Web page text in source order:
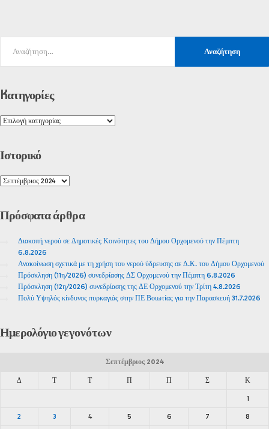
Kατηγορίες
Ιστορικό
Πρόσφαταάρθρα
Διακοπή νερού σε Δημοτικές Κοινότητες του Δήμου Ορχομενού την Πέμπτη
6.8.2026
Ανακοίνωση σχετικά με τη χρήση του νερού ύδρευσης σε Δ.Κ. του Δήμου Ορχομενού
Πρόσκληση (11η/2026) συνεδρίασης ΔΣ Ορχομενού την Πέμπτη 6.8.2026
Πρόσκληση (12η/2026) συνεδρίασης της ΔΕ Ορχομενού την Τρίτη 4.8.2026
Πολύ Υψηλός κίνδυνος πυρκαγιάς στην ΠΕ Βοιωτίας για την Παρασκευή 31.7.2026
Ημερολόγιογεγονότων
Σεπτέμβριος 2024
Δ Τ Τ Π Π Σ Κ
1
2 3 4 5 6 7 8